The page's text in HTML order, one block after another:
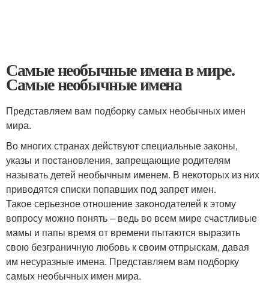
Самые необычные имена в мире.
Самые необычные имена
Представляем вам подборку самых необычных имен
мира.
Во многих странах действуют специальные законы,
указы и постановления, запрещающие родителям
называть детей необычным именем. В некоторых из них
приводятся списки попавших под запрет имен.
Такое серьезное отношение законодателей к этому
вопросу можно понять – ведь во всем мире счастливые
мамы и папы время от времени пытаются выразить
свою безграничную любовь к своим отпрыскам, давая
им несуразные имена. Представляем вам подборку
самых необычных имен мира.